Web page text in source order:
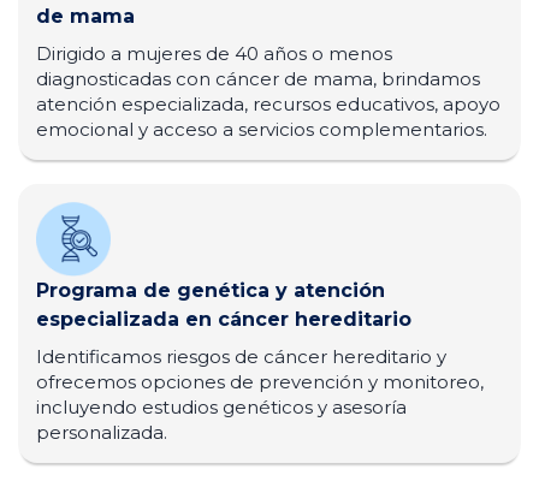
de mama
Dirigido a mujeres de 40 años o menos
diagnosticadas con cáncer de mama, brindamos
atención especializada, recursos educativos, apoyo
emocional y acceso a servicios complementarios.
Programa de genética y atención
especializada en cáncer hereditario
Identificamos riesgos de cáncer hereditario y
ofrecemos opciones de prevención y monitoreo,
incluyendo estudios genéticos y asesoría
personalizada.